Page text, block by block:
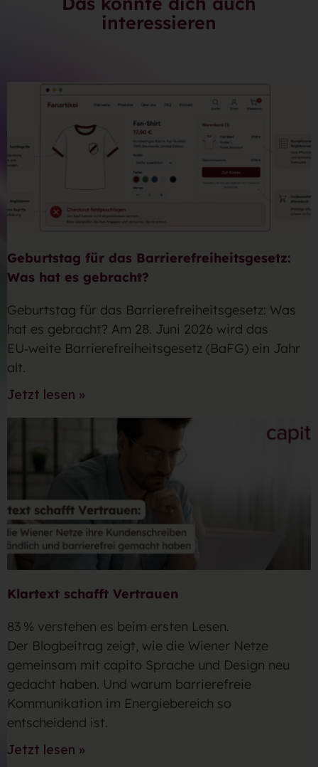
interessieren
Geburtstag für das Barrierefreiheitsgesetz:
Was hat es gebracht?
Geburtstag für das Barrierefreiheitsgesetz: Was
hat es gebracht? Am 28. Juni 2026 wird das
EU‑weite Barrierefreiheitsgesetz (BaFG) ein Jahr
alt.
Jetzt lesen »
Klartext schafft Vertrauen
83 % verstehen es beim ersten Lesen.
Der Blogbeitrag zeigt, wie die Wiener Netze
gemeinsam mit capito Sprache und Design neu
gedacht haben. Und warum barrierefreie
Kommunikation im Energiebereich so
entscheidend ist.
Jetzt lesen »